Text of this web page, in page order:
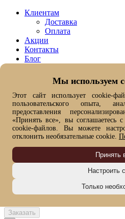
Клиентам
Доставка
Оплата
Акции
Контакты
Блог
+7 (958) 578-06-54
info@ugk-plitnyak.ru
Заказ обратного звонка
Имя*
Введите
обработку
Я согласен(на) на получение
Заказать
Мы используем
Этот сайт использует cookie-
пользовательского опыта,
предоставления
«Принять все», вы соглашаетесь
cookie-файлов. Вы можете
отклонить необязательные cookie.
Принять
Настроить
Только